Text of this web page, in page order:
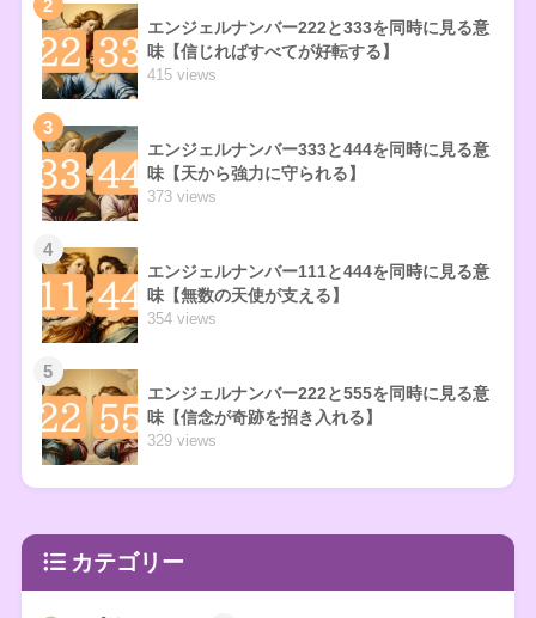
2
エンジェルナンバー222と333を同時に見る意
味【信じればすべてが好転する】
415 views
3
エンジェルナンバー333と444を同時に見る意
味【天から強力に守られる】
373 views
4
エンジェルナンバー111と444を同時に見る意
味【無数の天使が支える】
354 views
5
エンジェルナンバー222と555を同時に見る意
味【信念が奇跡を招き入れる】
329 views
カテゴリー